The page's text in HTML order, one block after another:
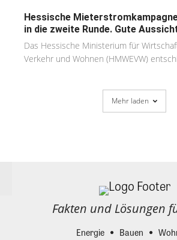
Hessische
in die zweite Runde. Gute
Das Hessische Ministerium für
Verkehr und Wohnen (HMWEVW)
Mehr laden
Fakten und Lösungen
Energie Bauen